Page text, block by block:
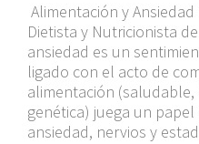
Alimentación y
Dietista y Nutricionista
ansiedad es un
ligado con el acto de
alimentación
genética) juega un
ansiedad, nervios y